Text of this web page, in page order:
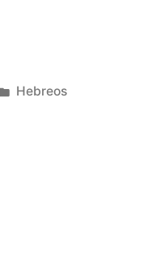
Posted
Hebreos